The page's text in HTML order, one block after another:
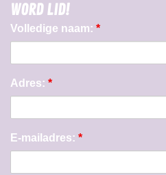
WORD LID!
Volledige naam: *
Adres: *
E-mailadres: *